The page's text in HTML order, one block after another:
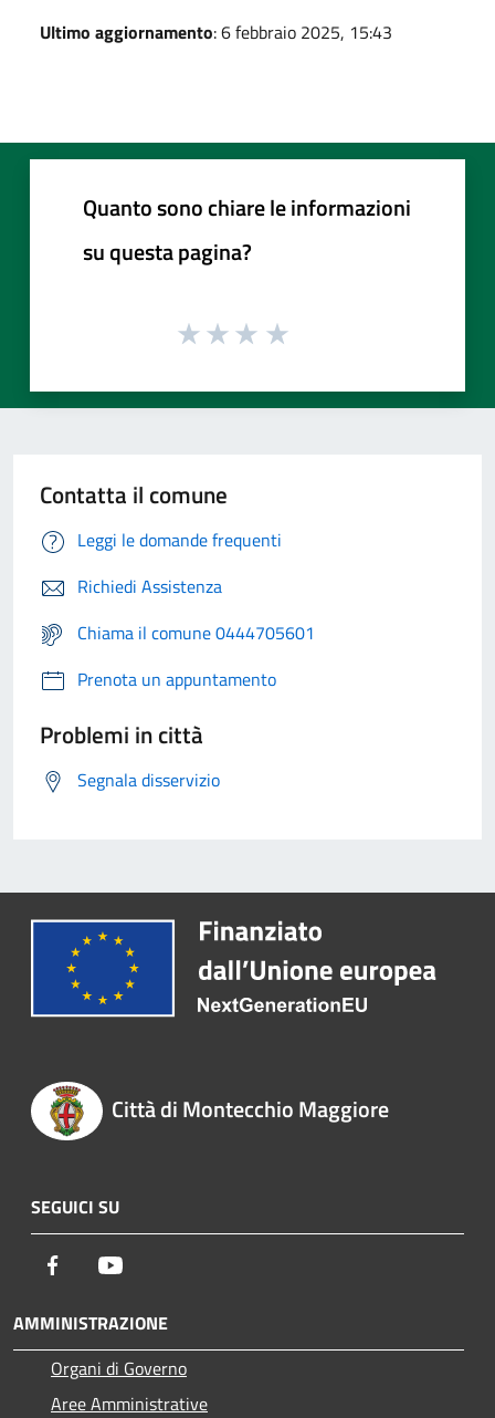
Ultimo aggiornamento: 6 febbraio 2025, 15:43
Quanto sono chiare le informazioni
su questa pagina?
Contatta il comune
Leggi le domande frequenti
Richiedi Assistenza
Chiama il comune 0444705601
Prenota un appuntamento
Problemi in città
Segnala disservizio
Città di Montecchio Maggiore
SEGUICI SU
Facebook
AMMINISTRAZIONE
Organi di Governo
Aree Amministrative